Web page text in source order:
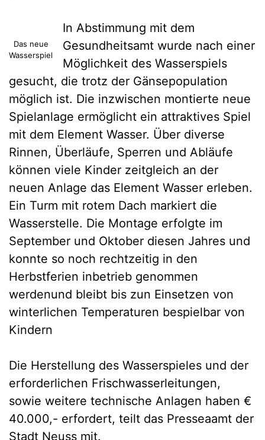
Das neue
Wasserspiel
In Abstimmung mit dem
Gesundheitsamt wurde nach einer
Möglichkeit des Wasserspiels
gesucht, die trotz der Gänsepopulation
möglich ist. Die inzwischen montierte neue
Spielanlage ermöglicht ein attraktives Spiel
mit dem Element Wasser. Über diverse
Rinnen, Überläufe, Sperren und Abläufe
können viele Kinder zeitgleich an der
neuen Anlage das Element Wasser erleben.
Ein Turm mit rotem Dach markiert die
Wasserstelle. Die Montage erfolgte im
September und Oktober diesen Jahres und
konnte so noch rechtzeitig in den
Herbstferien inbetrieb genommen
werdenund bleibt bis zun Einsetzen von
winterlichen Temperaturen bespielbar von
Kindern
Die Herstellung des Wasserspieles und der
erforderlichen Frischwasserleitungen,
sowie weitere technische Anlagen haben €
40.000,- erfordert, teilt das Presseaamt der
Stadt Neuss mit.